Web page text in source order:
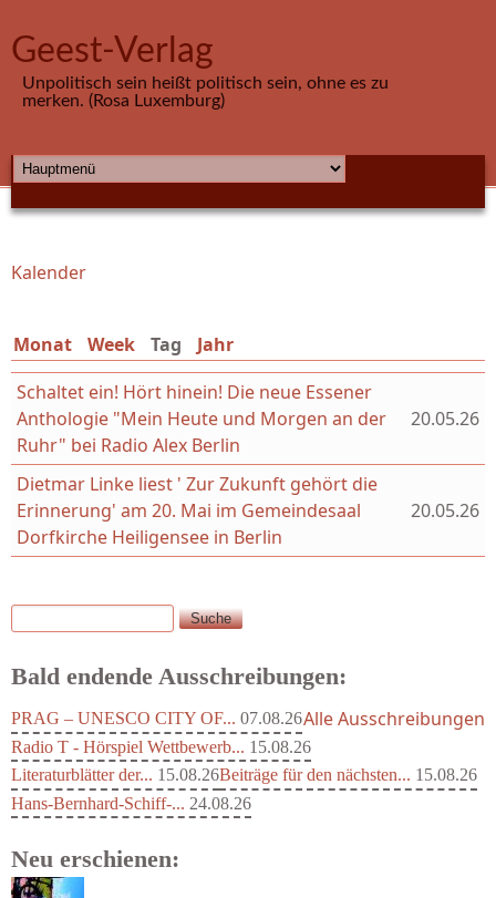
Geest-Verlag
Unpolitisch sein heißt politisch sein, ohne es zu
merken. (Rosa Luxemburg)
HAUPTMENÜ
Sie sind hier
Kalender
Monat Week Tag (aktiver Reiter)
Jahr
Schaltet ein! Hört hinein! Die neue Essener
Anthologie "Mein Heute und Morgen an der
Ruhr" bei Radio Alex Berlin
20.05.26
Dietmar Linke liest ' Zur Zukunft gehört die
Erinnerung' am 20. Mai im Gemeindesaal
Dorfkirche Heiligensee in Berlin
20.05.26
Suchformular
Suche
Bald endende Ausschreibungen:
PRAG – UNESCO CITY OF... 07.08.26
Radio T - Hörspiel Wettbewerb... 15.08.26
Literaturblätter der... 15.08.26Beiträge für den nächsten... 15.08.26
Hans-Bernhard-Schiff-... 24.08.26
Alle Ausschreibungen
Neu erschienen: